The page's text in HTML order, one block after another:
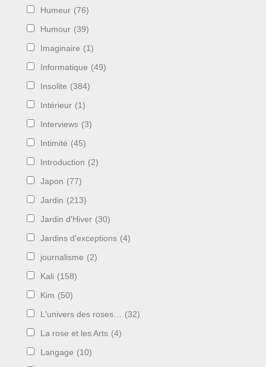
Humeur (76)
Humour (39)
Imaginaire (1)
Informatique (49)
Insolite (384)
Intérieur (1)
Interviews (3)
Intimité (45)
Introduction (2)
Japon (77)
Jardin (213)
Jardin d'Hiver (30)
Jardins d'exceptions (4)
journalisme (2)
Kali (158)
Kim (50)
L'univers des roses… (32)
La rose et les Arts (4)
Langage (10)